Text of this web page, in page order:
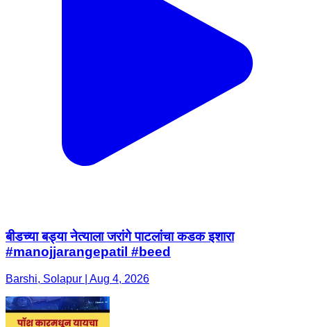
बीडच्या बड्या नेत्याला जरांगे पाटलांचा कडक इशारा
#manojjarangepatil #beed
Barshi, Solapur | Aug 4, 2026